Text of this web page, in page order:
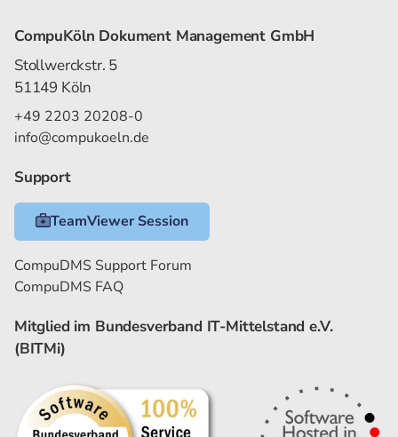
CompuKöln Dokument Management GmbH
Stollwerckstr. 5
51149 Köln
+49 2203 20208-0
info@compukoeln.de
Support
TeamViewer Session
CompuDMS Support Forum
CompuDMS FAQ
Mitglied im Bundesverband IT-Mittelstand e.V.
(BITMi)